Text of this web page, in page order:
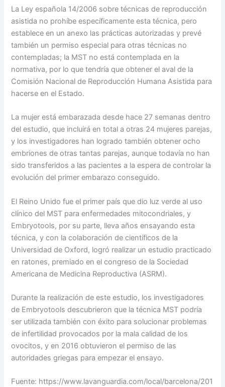
La Ley española 14/2006 sobre técnicas de reproducción
asistida no prohíbe específicamente esta técnica, pero
establece en un anexo las prácticas autorizadas y prevé
también un permiso especial para otras técnicas no
contempladas; la MST no está contemplada en la
normativa, por lo que tendría que obtener el aval de la
Comisión Nacional de Reproducción Humana Asistida para
hacerse en el Estado.
La mujer está embarazada desde hace 27 semanas dentro
del estudio, que incluirá en total a otras 24 mujeres parejas,
y los investigadores han logrado también obtener ocho
embriones de otras tantas parejas, aunque todavía no han
sido transferidos a las pacientes a la espera de controlar la
evolución del primer embarazo conseguido.
El Reino Unido fue el primer país que dio luz verde al uso
clínico del MST para enfermedades mitocondriales, y
Embryotools, por su parte, lleva años ensayando esta
técnica, y con la colaboración de científicos de la
Universidad de Oxford, logró realizar un estudio practicado
en ratones, premiado en el congreso de la Sociedad
Americana de Medicina Reproductiva (ASRM).
Durante la realización de este estudio, los investigadores
de Embryotools descubrieron que la técnica MST podría
ser utilizada también con éxito para solucionar problemas
de infertilidad provocados por la mala calidad de los
ovocitos, y en 2016 obtuvieron el permiso de las
autoridades griegas para empezar el ensayo.
Fuente: https://www.lavanguardia.com/local/barcelona/201